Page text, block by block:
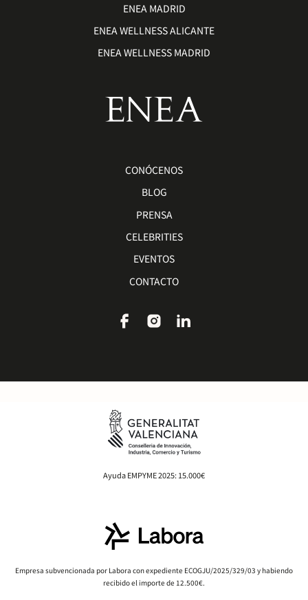
ENEA MADRID
ENEA WELLNESS ALICANTE
ENEA WELLNESS MADRID
CONÓCENOS
BLOG
PRENSA
CELEBRITIES
EVENTOS
CONTACTO
Ayuda EMPYME 2025: 15.000€
Empresa subvencionada por Labora con expediente ECOGJU/2025/329/03 y habiendo
recibido el importe de 12.500€.